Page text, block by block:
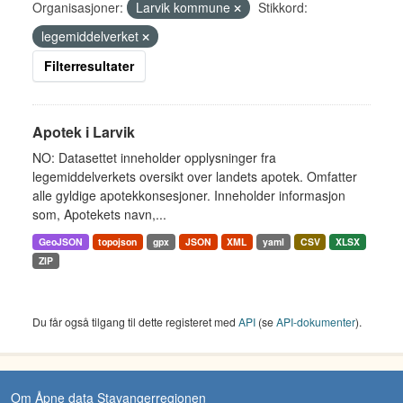
Organisasjoner:
Larvik kommune
Stikkord:
legemiddelverket
Filterresultater
Apotek i Larvik
NO: Datasettet inneholder opplysninger fra
legemiddelverkets oversikt over landets apotek. Omfatter
alle gyldige apotekkonsesjoner. Inneholder informasjon
som, Apotekets navn,...
GeoJSON topojson gpx JSON XML yaml CSV
XLSX
ZIP
Du får også tilgang til dette registeret med API (seAPI-dokumenter).
Om Åpne data Stavangerregionen